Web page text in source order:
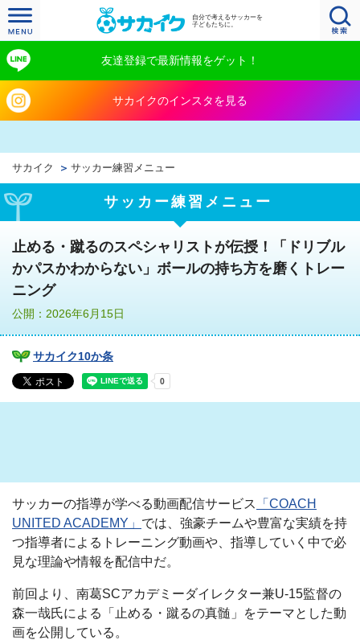
自分で考えるサッカーを
子どもたちに。
友達登録で最新情報をゲット！
サカイクのインスタを見る
サカイク サッカー練習メニュー
サッカー練習メニュー
止める・蹴るのスペシャリストが伝授！「ドリブル
かパスかわからない」ボールの持ち方を磨くトレー
ニング
公開：2026年6月15日
サカイク10か条
サッカーの指導が学べる動画配信サービス
「COACH
UNITED ACADEMY」 では、強豪チームや豊富な実績を持
つ指導者によるトレーニング動画や、指導していく中で必
見な理論や情報を配信中だ。
前回より、南葛SCアカデミーダイレクター兼U-15監督の
森一哉氏による「止める・蹴るの真髄」をテーマとした動
画を公開している。